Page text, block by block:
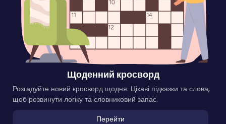
Щоденний кросворд
Розгадуйте новий кросворд щодня. Цікаві підказки та слова,
щоб розвинути логіку та словниковий запас.
Перейти